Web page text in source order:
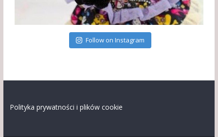
Follow on Instagram
Polityka prywatności i plików cookie